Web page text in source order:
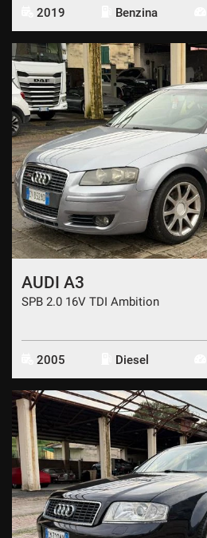
AREA COMMERCIANTI
2019 Benzina
AUDI A3
SPB 2.0 16V TDI Ambition
2005 Diesel